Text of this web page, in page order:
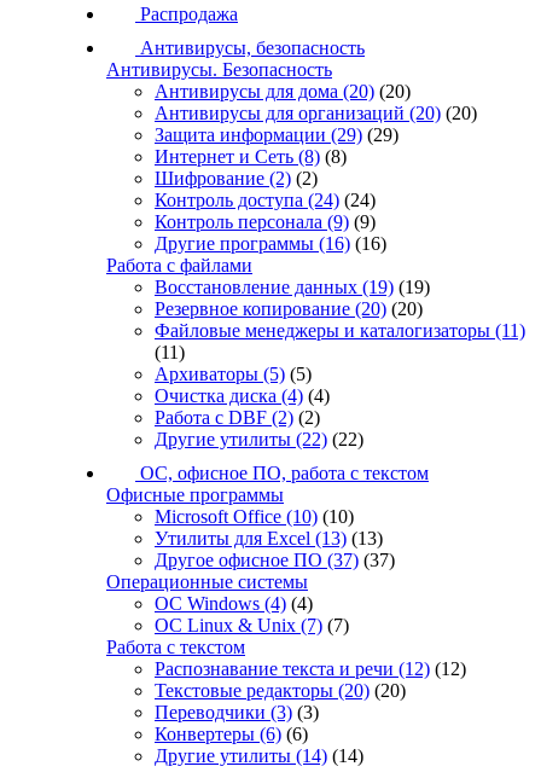
Распродажа
Антивирусы, безопасность
Антивирусы. Безопасность
Антивирусы для дома (20) (20)
Антивирусы для организаций (20) (20)
Защита информации (29) (29)
Интернет и Сеть (8) (8)
Шифрование (2) (2)
Контроль доступа (24) (24)
Контроль персонала (9) (9)
Другие программы (16) (16)
Работа с файлами
Восстановление данных (19) (19)
Резервное копирование (20) (20)
Файловые менеджеры и каталогизаторы (11)
(11)
Архиваторы (5) (5)
Очистка диска (4) (4)
Работа с DBF (2) (2)
Другие утилиты (22) (22)
ОС, офисное ПО, работа с текстом
Офисные программы
Microsoft Office (10) (10)
Утилиты для Excel (13) (13)
Другое офисное ПО (37) (37)
Операционные системы
ОС Windows (4) (4)
ОС Linux & Unix (7) (7)
Работа с текстом
Распознавание текста и речи (12) (12)
Текстовые редакторы (20) (20)
Переводчики (3) (3)
Конвертеры (6) (6)
Другие утилиты (14) (14)